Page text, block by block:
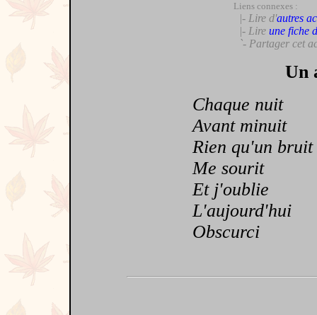
Liens connexes :
|- Lire d'autres
|- Lire une fiche
`- Partager cet
Un
Chaque nuit
Avant minuit
Rien qu'un bruit
Me sourit
Et j'oublie
L'aujourd'hui
Obscurci